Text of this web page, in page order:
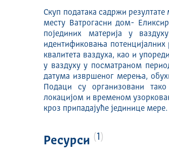
Скуп података садржи
месту Ватрогасни дом-
појединих материја у
идентификовања
квалитета ваздуха, као и
у ваздуху у посматраном
датума извршеног мерења,
Подаци су организовани
локацијом и временом
кроз припадајуће јединице мере.
Ресурси 1